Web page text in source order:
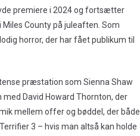
premiere i 2024 og fortsætter
County på juleaften. Som
horror, der har fået publikum til
præstation som Sienna Shaw
David Howard Thornton, der
mellem offer og bøddel, der både
3 – hvis man altså kan holde